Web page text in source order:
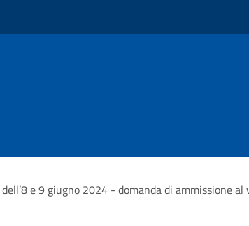
e 9 giugno 2024 - domanda di ammissione